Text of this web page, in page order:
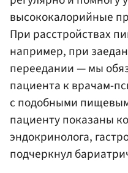
высококалорийные
При расстройствах
например, при
переедании — мы
пациента к врачам-
с подобными
пациенту показаны
эндокринолога,
подчеркнул